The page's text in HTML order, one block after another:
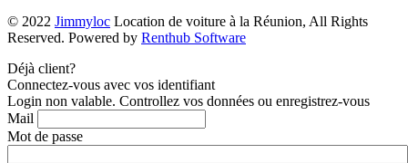
© 2022 Jimmyloc Location de voiture à la Réunion, All Rights
Reserved. Powered by Renthub Software
Déjà client?
Connectez-vous avec vos identifiant
Login non valable. Controllez vos données ou enregistrez-vous
Mail
Mot de passe